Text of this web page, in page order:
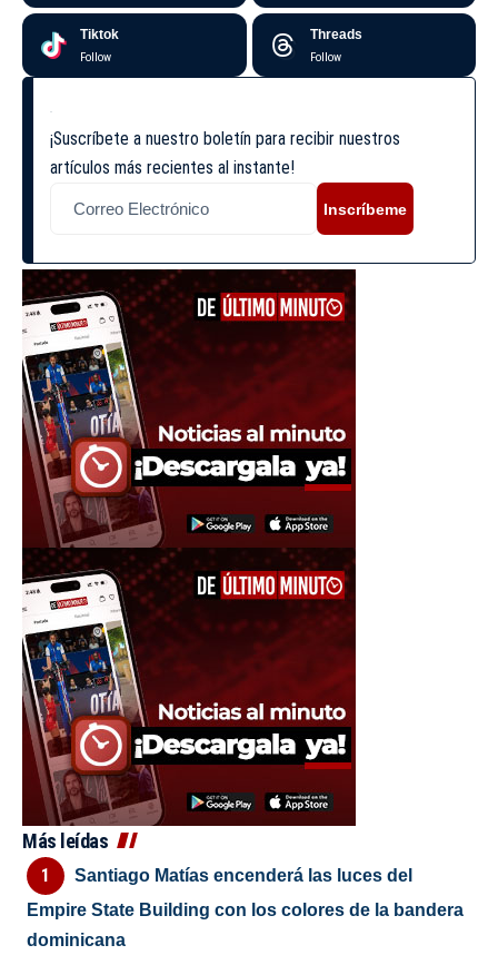
Tiktok
Follow
Threads
Follow
¡Suscríbete a nuestro boletín para recibir nuestros
artículos más recientes al instante!
Inscríbeme
Más leídas
Santiago Matías encenderá las luces del
Empire State Building con los colores de la bandera
dominicana